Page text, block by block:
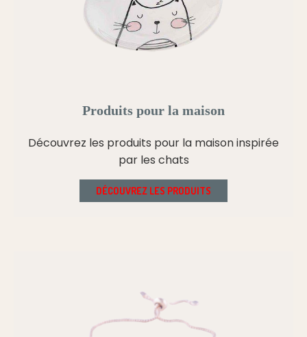
Produits pour la maison
Découvrez les produits pour la maison inspirée
par les chats
DÉCOUVREZ LES PRODUITS